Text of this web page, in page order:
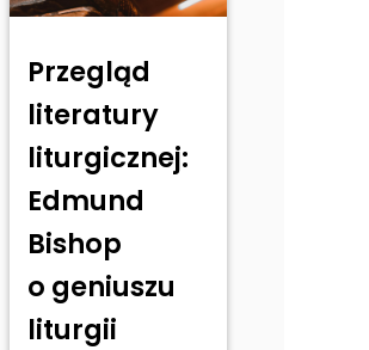
Przegląd
literatury
liturgicznej:
Edmund
Bishop
o geniuszu
liturgii